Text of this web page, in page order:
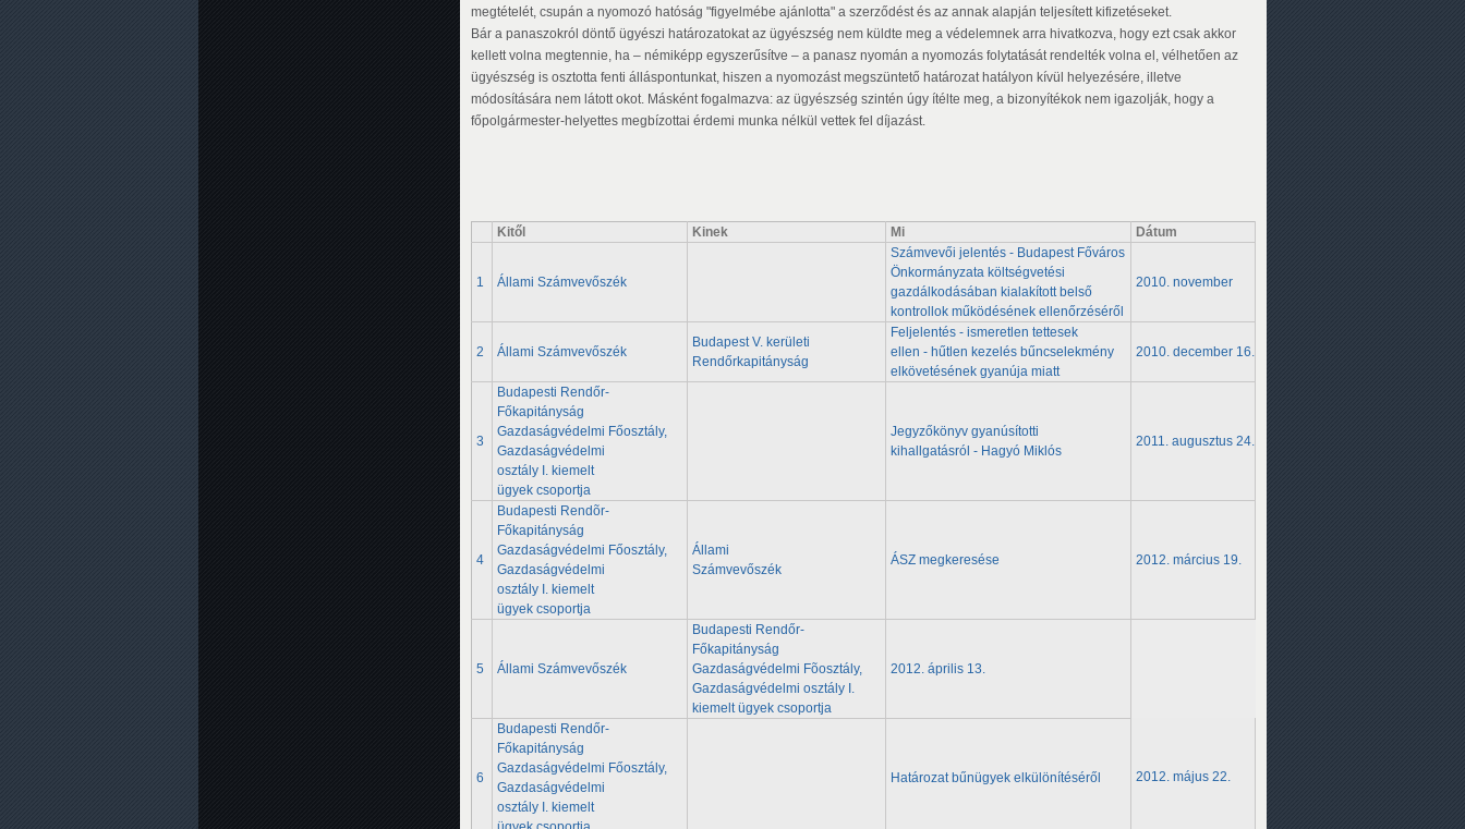
megtételét, csupán a nyomozó hatóság "figyelmébe ajánlotta" a szerződést és az annak alapján teljesített kifizetéseket.
Bár a panaszokról döntő ügyészi határozatokat az ügyészség nem küldte meg a védelemnek arra hivatkozva, hogy ezt csak akkor
kellett volna megtennie, ha – némiképp egyszerűsítve – a panasz nyomán a nyomozás folytatását rendelték volna el, vélhetően az
ügyészség is osztotta fenti álláspontunkat, hiszen a nyomozást megszüntető határozat hatályon kívül helyezésére, illetve
módosítására nem látott okot. Másként fogalmazva: az ügyészség szintén úgy ítélte meg, a bizonyítékok nem igazolják, hogy a
főpolgármester-helyettes megbízottai érdemi munka nélkül vettek fel díjazást.
Kitől Kinek Mi Dátum
1 Állami Számvevőszék
Számvevői jelentés - Budapest Főváros
Önkormányzata költségvetési
gazdálkodásában kialakított belső
kontrollok működésének ellenőrzéséről
2010. november
2 Állami Számvevőszék
Budapest V. kerületi
Rendőrkapitányság
Feljelentés - ismeretlen tettesek
ellen - hűtlen kezelés bűncselekmény
elkövetésének gyanúja miatt
2010. december 16.
3
Budapesti Rendőr-
Főkapitányság
Gazdaságvédelmi Főosztály,
Gazdaságvédelmi
osztály I. kiemelt
ügyek csoportja
Jegyzőkönyv gyanúsítotti
kihallgatásról - Hagyó Miklós
2011. augusztus 24.
4
Budapesti Rendõr-
Főkapitányság
Gazdaságvédelmi Főosztály,
Gazdaságvédelmi
osztály I. kiemelt
ügyek csoportja
Állami
Számvevőszék
ÁSZ megkeresése 2012. március 19.
5 Állami Számvevőszék
Budapesti Rendőr-
Főkapitányság
Gazdaságvédelmi Fõosztály,
Gazdaságvédelmi osztály I.
kiemelt ügyek csoportja
2012. április 13.
6
Budapesti Rendőr-
Főkapitányság
Gazdaságvédelmi Főosztály,
Gazdaságvédelmi
osztály I. kiemelt
Határozat bűnügyek elkülönítéséről 2012. május 22.